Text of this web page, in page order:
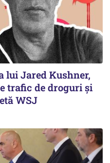
lui Jared Kushner,
trafic de droguri și
WSJ